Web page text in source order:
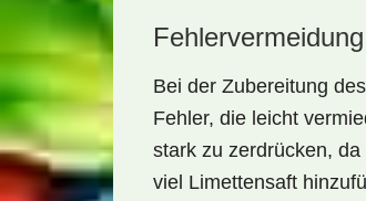
Bei der Zubereitung des
Fehler, die leicht
stark zu zerdrücken,
viel Limettensaft